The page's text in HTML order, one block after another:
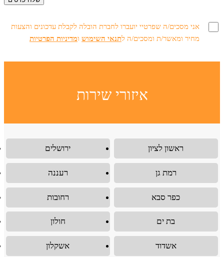
אני מסכים/ה שפרטיי יועברו לחברת הובלה לקבלת עדכונים והצעות
מחיר ומאשר/ת ומסכים/ה לתנאי השימוש ומדיניות הפרטיות
איזורי שירות
ירושלים ראשון לציון
רעננה רמת גן
רחובות כפר סבא
חולון בת ים
אשקלון אשדוד